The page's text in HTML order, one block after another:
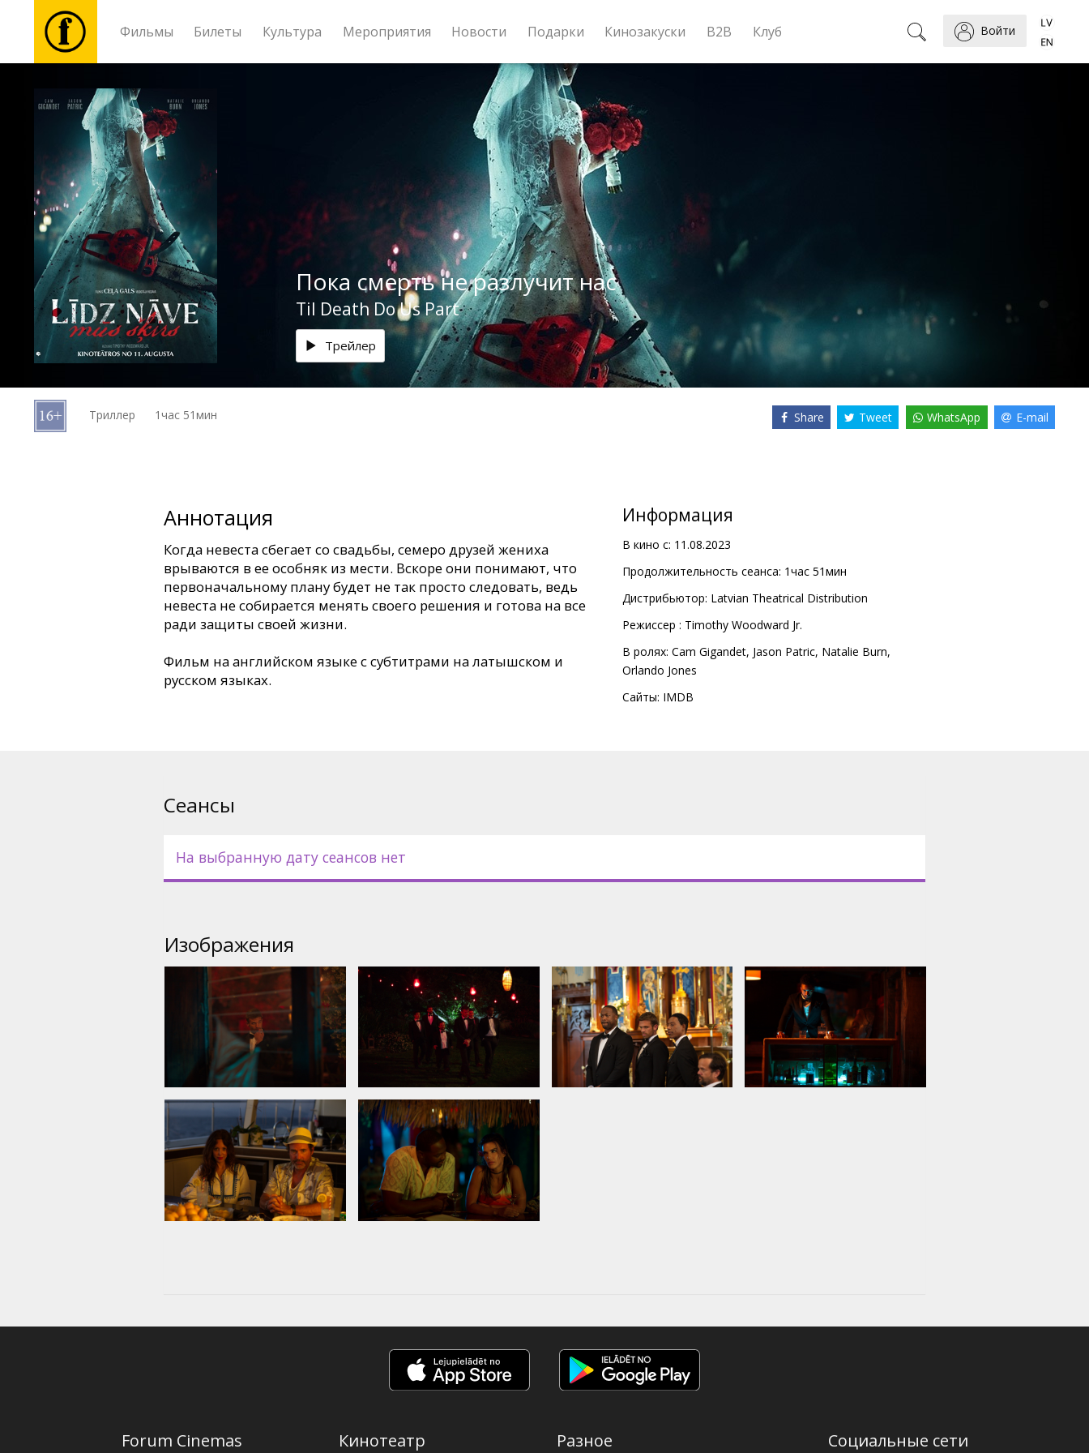
Фильмы Билеты Культура Мероприятия Новости Подарки Кинозакуски B2B Клуб Войти
Фильмы
Билеты
Культура
Мероприятия
Новости
Подарки
B2B
Пока смерть не разлучит нас
Til Death Do Us Part
Трейлер
Триллер 1час 51мин Share Tweet WhatsApp E-mail
Аннотация
Когда невеста сбегает со свадьбы, семеро друзей жениха
врываются в ее особняк из мести. Вскоре они понимают, что
первоначальному плану будет не так просто следовать, ведь
невеста не собирается менять своего решения и готова на все
ради защиты своей жизни.
Фильм на английском языке с субтитрами на латышском и
русском языках.
Информация
В кино с: 11.08.2023
Продолжительность сеанса: 1час 51мин
Дистрибьютор: Latvian Theatrical Distribution
Pежиссер : Timothy Woodward Jr.
В ролях: Cam Gigandet, Jason Patric, Natalie Burn,
Orlando Jones
Сайты: IMDB
Сеансы
На выбранную дату сеансов нет
Изображения
Forum Cinemas Кинотеатр Разное Социальные сети